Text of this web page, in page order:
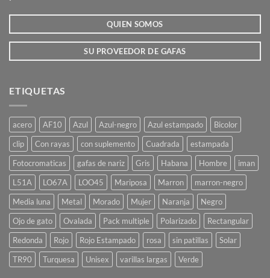
QUIEN SOMOS
SU PROVEEDOR DE GAFAS
ETIQUETAS
acero AF10 Azul Azul-negro Azul estampado
Bicolor
clip
Con rayas con suplemento Cuadrada
estampada
Fotocromaticas
gafas de nariz Gris Habana Hombre
iman
L51A
LO67A LOO45 Mariposa Marron
marron-negro
Media luna
Metal Morado Mujer Naranja
Negro
Ojo de gato
Ovalada Pack multiple Polarizado
Rectangular
Redonda
Rojo Rojo Estampado rosa sin patillas
Solar
TR90
Turquesa Unisex varillas largas Verde